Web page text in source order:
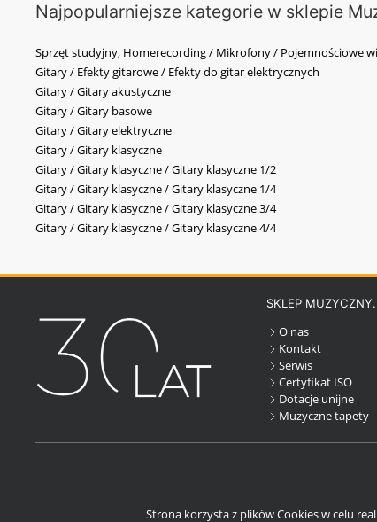
Najpopularniejsze kategorie w sklepie
Sprzęt studyjny, Homerecording / Mikrofony / Pojemnościowe
Gitary / Efekty gitarowe / Efekty do gitar elektrycznych
Gitary / Gitary akustyczne
Gitary / Gitary basowe
Gitary / Gitary elektryczne
Gitary / Gitary klasyczne
Gitary / Gitary klasyczne / Gitary klasyczne 1/2
Gitary / Gitary klasyczne / Gitary klasyczne 1/4
Gitary / Gitary klasyczne / Gitary klasyczne 3/4
Gitary / Gitary klasyczne / Gitary klasyczne 4/4
SKLEP
O nas
Kontakt
Serwis
Certyfikat ISO
Dotacje unijne
Muzyczne tapety
Strona korzysta z plików Cookies w celu